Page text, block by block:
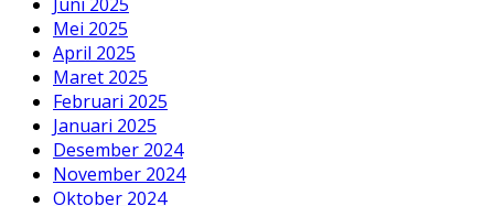
Mei 2025
April 2025
Maret 2025
Februari 2025
Januari 2025
Desember 2024
November 2024
Oktober 2024